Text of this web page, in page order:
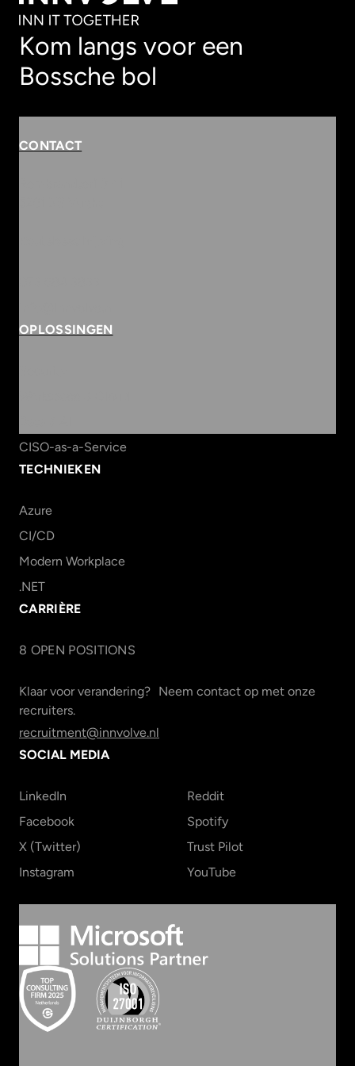
Kom langs voor een
Bossche bol
CONTACT
OPLOSSINGEN
CISO-as-a-Service
TECHNIEKEN
Azure
CI/CD
Modern Workplace
.NET
CARRIÈRE
8 OPEN POSITIONS
Klaar voor verandering? Neem contact op met onze
recruiters.
recruitment@innvolve.nl
SOCIAL MEDIA
LinkedIn
Facebook
X (Twitter)
Instagram
Reddit
Spotify
Trust Pilot
YouTube